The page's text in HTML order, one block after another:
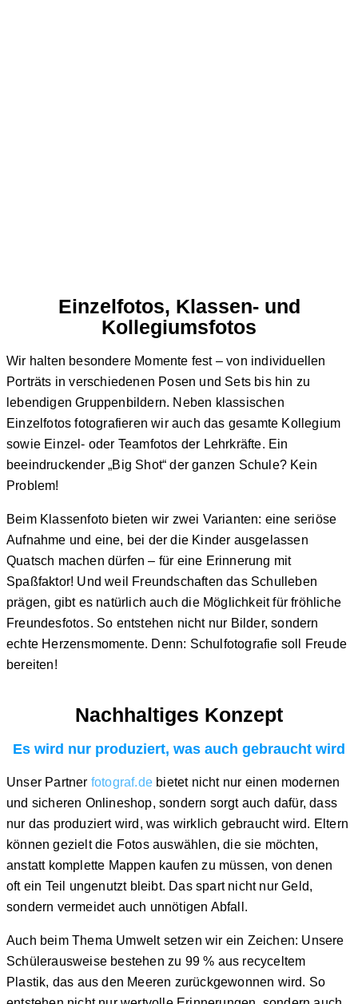
Einzelfotos, Klassen- und
Kollegiumsfotos
Wir halten besondere Momente fest – von individuellen
Porträts inverschiedenen Posen und Sets bis hin zu
lebendigen Gruppenbildern. Neben klassischen
Einzelfotos fotografieren wir auch das gesamte Kollegium
sowie Einzel- oder Teamfotos der Lehrkräfte. Ein
beeindruckender „Big Shot“ der ganzen Schule? Kein
Problem!
Beim Klassenfoto bieten wir zwei Varianten: eine seriöse
Aufnahme und eine, bei der die Kinder ausgelassen
Quatsch machen dürfen – für eine Erinnerung mit
Spaßfaktor! Und weil Freundschaften das Schulleben
prägen, gibt es natürlich auch die Möglichkeit für fröhliche
Freundesfotos. So entstehen nicht nur Bilder, sondern
echte Herzensmomente. Denn: Schulfotografie soll Freude
bereiten!
Nachhaltiges Konzept
Es wird nur produziert, was auch gebraucht wird
Unser Partner fotograf.de bietet nicht nur einen modernen
und sicheren Onlineshop, sondern sorgt auch dafür, dass
nur das produziert wird, was wirklich gebraucht wird. Eltern
können gezielt die Fotos auswählen, die sie möchten,
anstatt komplette Mappen kaufen zu müssen, von denen
oft ein Teil ungenutzt bleibt. Das spart nicht nur Geld,
sondern vermeidet auch unnötigen Abfall.
Auch beim Thema Umwelt setzen wir ein Zeichen: Unsere
Schülerausweise bestehen zu 99 % aus recyceltem
Plastik, das aus den Meeren zurückgewonnen wird. So